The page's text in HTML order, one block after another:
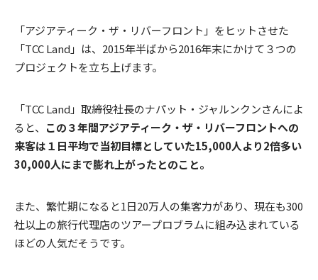
「アジアティーク・ザ・リバーフロント」をヒットさせた
「TCC Land」は、2015年半ばから2016年末にかけて３つの
プロジェクトを立ち上げます。
「TCC Land」取締役社長のナパット・ジャルンクンさんによ
ると、 この３年間アジアティーク・ザ・リバーフロントへの
来客は１日平均で当初目標としていた15,000人より2倍多い
30,000人にまで膨れ上がったとのこと。
また、繁忙期になると1日20万人の集客力があり、現在も300
社以上の旅行代理店のツアープロブラムに組み込まれている
ほどの人気だそうです。